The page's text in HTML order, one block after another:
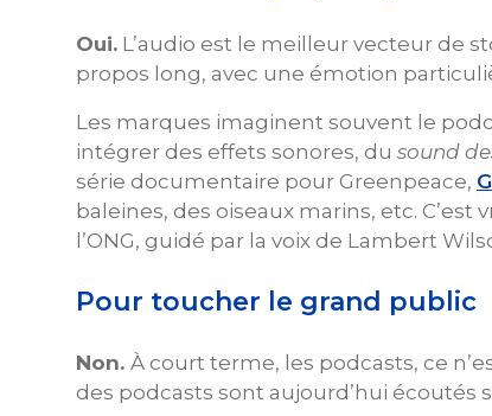
Oui. L’audio est le meilleur vecteur de
propos long, avec une émotion
Les marques imaginent souvent le
intégrer des effets sonores, du sound
série documentaire pour Greenpeace,
baleines, des oiseaux marins, etc.
l’ONG, guidé par la voix de Lambert
Pour toucher le grand public
Non. À court terme, les podcasts, ce
des podcasts sont aujourd’hui écoutés